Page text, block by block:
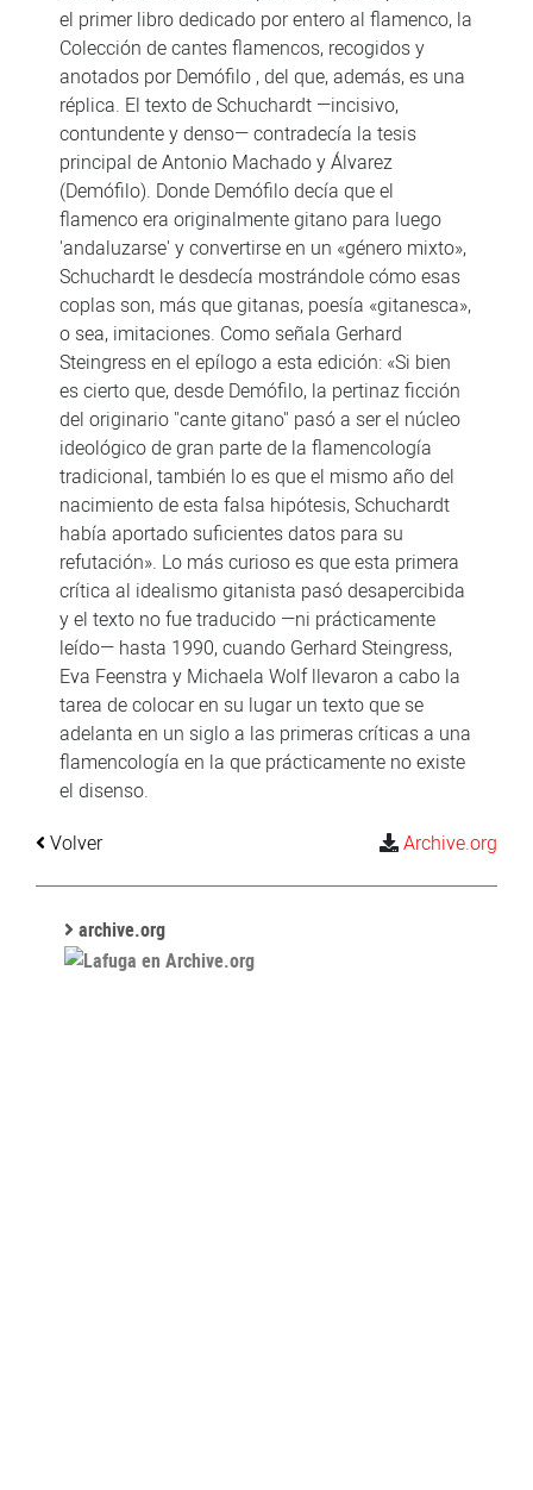
el primer libro dedicado por entero al flamenco, la
Colección de cantes flamencos, recogidos y
anotados por Demófilo , del que, además, es una
réplica. El texto de Schuchardt —incisivo,
contundente y denso— contradecía la tesis
principal de Antonio Machado y Álvarez
(Demófilo). Donde Demófilo decía que el
flamenco era originalmente gitano para luego
'andaluzarse' y convertirse en un «género mixto»,
Schuchardt le desdecía mostrándole cómo esas
coplas son, más que gitanas, poesía «gitanesca»,
o sea, imitaciones. Como señala Gerhard
Steingress en el epílogo a esta edición: «Si bien
es cierto que, desde Demófilo, la pertinaz ficción
del originario "cante gitano" pasó a ser el núcleo
ideológico de gran parte de la flamencología
tradicional, también lo es que el mismo año del
nacimiento de esta falsa hipótesis, Schuchardt
había aportado suficientes datos para su
refutación». Lo más curioso es que esta primera
crítica al idealismo gitanista pasó desapercibida
y el texto no fue traducido —ni prácticamente
leído— hasta 1990, cuando Gerhard Steingress,
Eva Feenstra y Michaela Wolf llevaron a cabo la
tarea de colocar en su lugar un texto que se
adelanta en un siglo a las primeras críticas a una
flamencología en la que prácticamente no existe
el disenso.
Archive.org
Volver
archive.org